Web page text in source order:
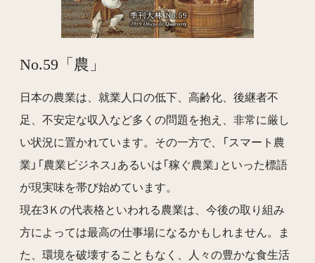
No.59「農」
日本の農業は、就業人口の低下、高齢化、後継者不
足、不安定な収入など多くの問題を抱え、非常に厳し
い状況に置かれています。その一方で、「スマート農
業」「農業ビジネス」あるいは「稼ぐ農業」といった標語
が現実味を帯び始めています。
現在3Ｋの代表格といわれる農業は、今後の取り組み
方によっては最高の仕事場になるかもしれません。ま
た、環境を破壊することもなく、人々の豊かな食生活